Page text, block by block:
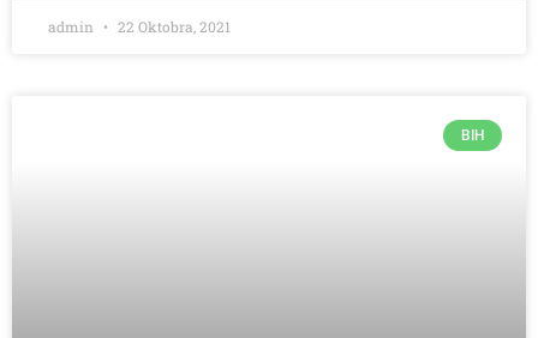
admin 22 Oktobra, 2021
BIH